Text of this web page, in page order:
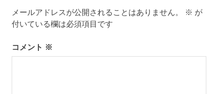
シ
ョ
ン
メールアドレスが公開されることはありません。 ※ が
付いている欄は必須項目です
コメント ※